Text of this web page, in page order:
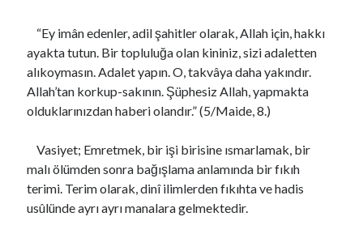
Son Yazılar
Najlepšia Investičná Platforma: Porovnanie a Recenzie 2024
Online Casino EU Bonus Guide Best Deals for 2026 Today
Rehberi
CAMİ-KİLİSE MESCİT VE HAVRA
monte-carlo casino paypal Guide Fast Deposits and Tips
“Ey imân edenler, adil şahitler olarak, Allah için, hakkı
ayakta tutun. Bir topluluğa olan kininiz, sizi adaletten
alıkoymasın. Adalet yapın. O, takvâya daha yakındır.
Allah’tan korkup-sakının. Şüphesiz Allah, yapmakta
olduklarınızdan haberi olandır.” (5/Maide, 8.)
Vasiyet; Emretmek, bir işi birisine ısmarlamak, bir
malı ölümden sonra bağışlama anlamında bir fıkıh
terimi. Terim olarak, dinî ilimlerden fıkıhta ve hadis
usûlünde ayrı ayrı manalara gelmektedir.